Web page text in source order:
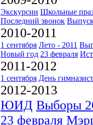
Экскурсии Школьные
Последний звонок
2010-2011
1 сентября Лето - 2011
Новый год 23 февраля
2011-2012
1 сентября День
2012-2013
ЮИД Выборы
23 февраля